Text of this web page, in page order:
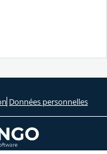
Données personnelles